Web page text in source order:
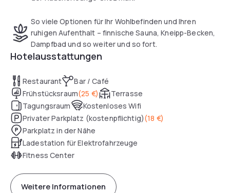
So viele Optionen für Ihr Wohlbefinden und Ihren
ruhigen Aufenthalt – finnische Sauna, Kneipp-Becken,
Dampfbad und so weiter und so fort.
Hotelausstattungen
Restaurant
Bar / Café
Frühstücksraum(25 €)
Terrasse
Tagungsraum
Kostenloses Wifi
Privater Parkplatz (kostenpflichtig)(18 €)
Parkplatz in der Nähe
Ladestation für Elektrofahrzeuge
Fitness Center
Weitere Informationen